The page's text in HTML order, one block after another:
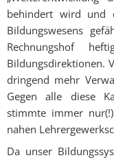
behindert wird und
Bildungswesens
Rechnungshof
Bildungsdirektionen.
dringend mehr
Gegen alle diese
stimmte immer
nahen
Da unser